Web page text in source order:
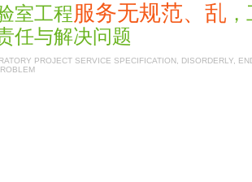
室工程服务无规范、乱
任与解决问题
PROJECT SERVICE SPECIFICATION, DISORDERLY,